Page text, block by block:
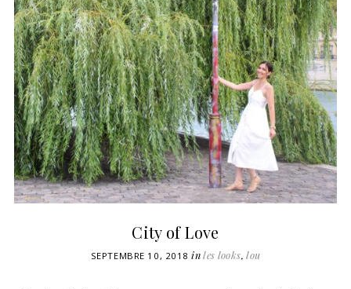
City of Love
SEPTEMBRE 10, 2018 inles looks,lou